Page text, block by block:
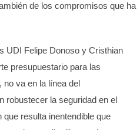
de los compromisos que ha
UDI Felipe Donoso y Cristhian
presupuestario para las
no va en la línea del
robustecer la seguridad en el
resulta inentendible que